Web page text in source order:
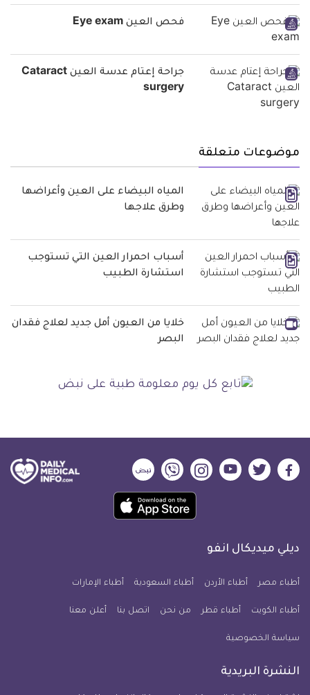
فحص العين Eye exam
جراحة إعتام عدسة العين Cataract
surgery
موضوعات متعلقة
المياه البيضاء على العين وأعراضها
وطرق علاجها
أسباب احمرار العين التي تستوجب
استشارة الطبيب
خلايا من العيون أمل جديد لعلاج فقدان
البصر
ديلي
فيسبوك
ديلي
تويتر
ديلي
ميديكال
يوتيوب
ديلي
ميديكال
انفو
ديلي
ميديكال
انفو
ديلي
ميديكال
انفو
حمل
تطبيق
معلومة
للآيفون
ديلي ميديكال انفو
أطباء مصر أطباء الأردن أطباء السعودية أطباء الإمارات
أطباء الكويت أطباء قطر من نحن اتصل بنا أعلن معنا
سياسة الخصوصية
النشرة البريدية